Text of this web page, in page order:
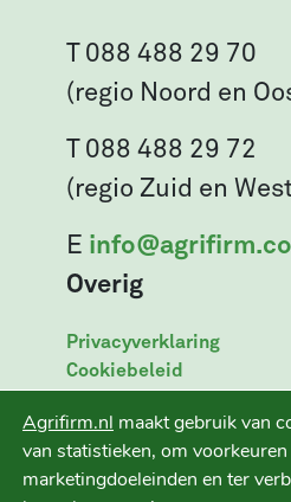
T 088 488 29 70
(regio Noord en
T 088 488 29 72
(regio Zuid en
E
Overig
Privacyverklaring
Cookiebeleid
Disclaimer
Agrifirm.nl maakt gebruik van
van statistieken, om
marketingdoeleinden en ter